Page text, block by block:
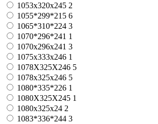
1053x320x245 2
1055*299*215 6
1065*310*224 3
1070*296*241 1
1070х296х241 3
1075x333x246 1
1078X325X246 5
1078х325х246 5
1080*335*226 1
1080X325X245 1
1080х325х24 2
1083*336*244 3